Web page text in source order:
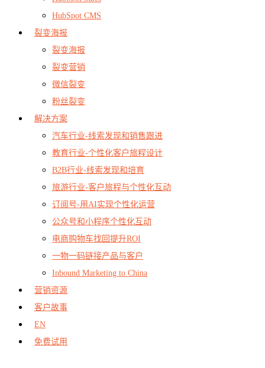
HubSpot CMS
裂变海报
裂变海报
裂变营销
微信裂变
粉丝裂变
解决方案
汽车行业-线索发现和销售跟进
教育行业-个性化客户旅程设计
B2B行业-线索发现和培育
旅游行业-客户旅程与个性化互动
订阅号-用AI实现个性化运营
公众号和小程序个性化互动
电商购物车找回提升ROI
一物一码链接产品与客户
Inbound Marketing to China
营销资源
客户故事
EN
免费试用